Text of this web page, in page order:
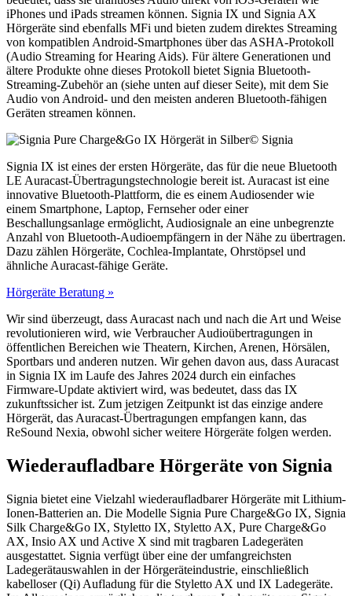
iPhones und iPads streamen können. Signia IX und Signia AX
Hörgeräte sind ebenfalls MFi und bieten zudem direktes Streaming
von kompatiblen Android-Smartphones über das ASHA-Protokoll
(Audio Streaming for Hearing Aids). Für ältere Generationen und
ältere Produkte ohne dieses Protokoll bietet Signia Bluetooth-
Streaming-Zubehör an (siehe unten auf dieser Seite), mit dem Sie
Audio von Android- und den meisten anderen Bluetooth-fähigen
Geräten streamen können.
© Signia
Signia IX ist eines der ersten Hörgeräte, das für die neue Bluetooth
LE Auracast-Übertragungstechnologie bereit ist. Auracast ist eine
innovative Bluetooth-Plattform, die es einem Audiosender wie
einem Smartphone, Laptop, Fernseher oder einer
Beschallungsanlage ermöglicht, Audiosignale an eine unbegrenzte
Anzahl von Bluetooth-Audioempfängern in der Nähe zu übertragen.
Dazu zählen Hörgeräte, Cochlea-Implantate, Ohrstöpsel und
ähnliche Auracast-fähige Geräte.
Hörgeräte Beratung »
Wir sind überzeugt, dass Auracast nach und nach die Art und Weise
revolutionieren wird, wie Verbraucher Audioübertragungen in
öffentlichen Bereichen wie Theatern, Kirchen, Arenen, Hörsälen,
Sportbars und anderen nutzen. Wir gehen davon aus, dass Auracast
in Signia IX im Laufe des Jahres 2024 durch ein einfaches
Firmware-Update aktiviert wird, was bedeutet, dass das IX
zukunftssicher ist. Zum jetzigen Zeitpunkt ist das einzige andere
Hörgerät, das Auracast-Übertragungen empfangen kann, das
ReSound Nexia, obwohl sicher weitere Hörgeräte folgen werden.
Wiederaufladbare Hörgeräte von Signia
Signia bietet eine Vielzahl wiederaufladbarer Hörgeräte mit Lithium-
Ionen-Batterien an. Die Modelle Signia Pure Charge&Go IX, Signia
Silk Charge&Go IX, Styletto IX, Styletto AX, Pure Charge&Go
AX, Insio AX und Active X sind mit tragbaren Ladegeräten
ausgestattet. Signia verfügt über eine der umfangreichsten
Ladegerätauswahlen in der Hörgeräteindustrie, einschließlich
kabelloser (Qi) Aufladung für die Styletto AX und IX Ladegeräte.